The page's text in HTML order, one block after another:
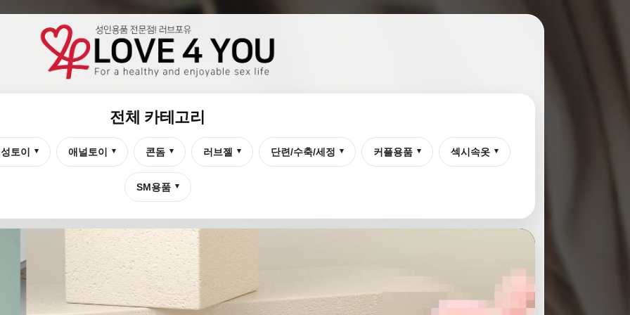
전체 카테고리
토이 ▾ 애널토이 ▾ 콘돔 ▾ 러브젤 ▾ 단련/수축/세정 ▾ 커플용품 ▾ 섹시속옷 ▾
SM용품 ▾